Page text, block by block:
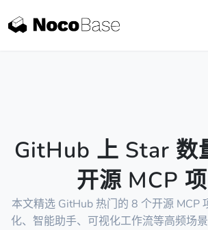
GitHub 上 Star 数
开源 MCP
本文精选 GitHub 热门的 8 个开源 MCP
化、智能助手、可视化工作流等高频场